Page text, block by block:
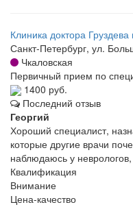
Клиника доктора Груздева
Санкт-Петербург, ул.
Чкаловская
Первичный прием по
1400 руб.
Последний отзыв
Георгий
Хороший специалист,
которые другие врачи
наблюдаюсь у
Квалификация
Внимание
Цена-качество